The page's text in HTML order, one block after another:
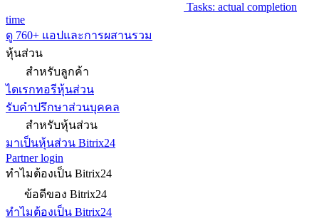
Tasks: actual completion
time
ดู 760+ แอปและการผสานรวม
หุ้นส่วน
สำหรับลูกค้า
ไดเรกทอรีหุ้นส่วน
รับคำปรึกษาส่วนบุคคล
สำหรับหุ้นส่วน
มาเป็นหุ้นส่วน Bitrix24
Partner login
ทำไมต้องเป็น Bitrix24
ข้อดีของ Bitrix24
ทำไมต้องเป็น Bitrix24